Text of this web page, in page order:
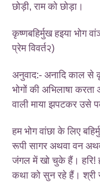
छोड़ी, राम को छोड़ा।
कृष्णबहिर्मुख हइया भोग
प्रेम विवर्त२)
अनुवाद:- अनादि काल से
भोगों की अभिलाषा
वाली माया झपटकर उसे
हम भोग वांछा के लिए
रूपी सागर अथवा वन
जंगल में खो चुके हैं। हरि!
कथा को सुन रहे हैं। श्री